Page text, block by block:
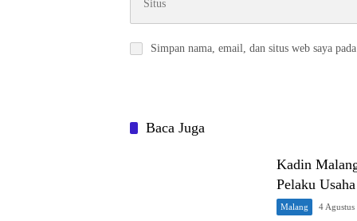
Simpan nama, email, dan situs web saya
Baca Juga
Kadin
Pelaku Usaha
Malang 4 Agustus